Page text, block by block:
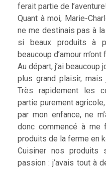
ferait partie de
Quant à moi, Marie-
ne me destinais pas à
si beaux produits à
beaucoup d’amour
Au départ, j’ai beaucoup
plus grand plaisir, mais
Très rapidement les
partie purement
par mon enfance, ne
donc commencé à me
produits de la ferme en
Cuisiner nos produits
passion : j’avais tout à